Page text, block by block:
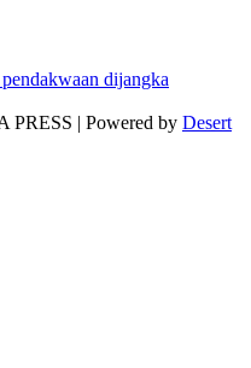
| Powered by Desert